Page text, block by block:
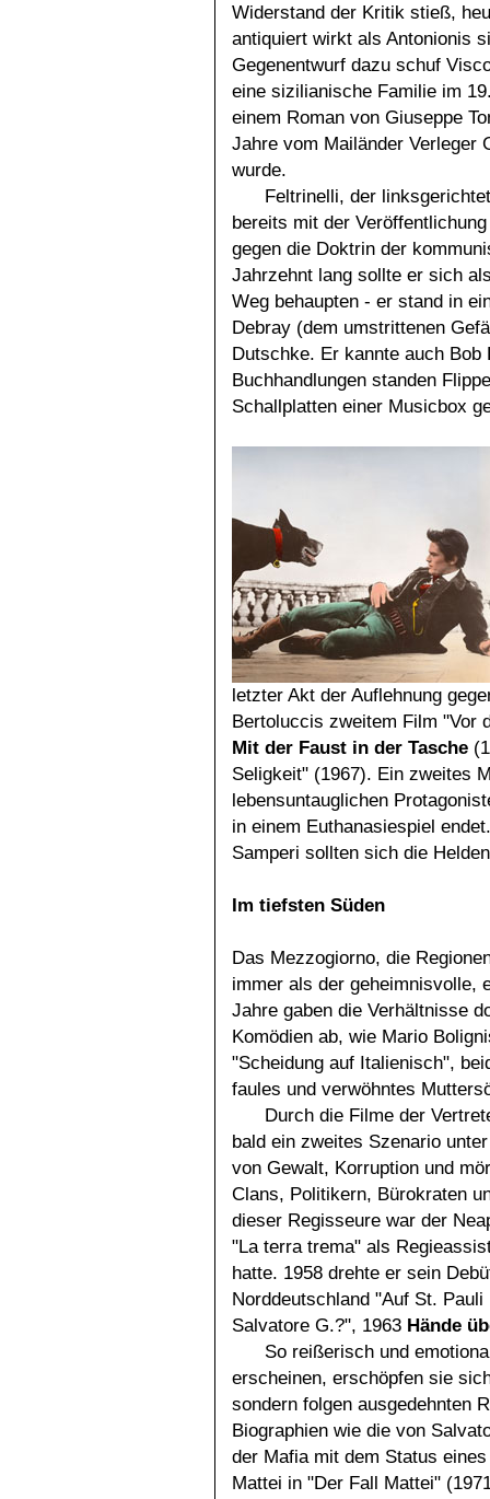
Widerstand der Kritik stieß,
antiquiert wirkt als Antonionis
Gegenentwurf dazu schuf
eine sizilianische Familie im
einem Roman von Giuseppe
Jahre vom Mailänder Verleger
wurde.
Feltrinelli, der
bereits mit der
gegen die Doktrin der
Jahrzehnt lang sollte er sich
Weg behaupten - er stand in
Debray (dem umstrittenen
Dutschke. Er kannte auch Bob
Buchhandlungen standen
Schallplatten einer Musicbox
letzter Akt der Auflehnung
Bertoluccis zweitem Film "Vor
Mit der Faust in der Tasche
Seligkeit" (1967). Ein zweites
lebensuntauglichen
in einem Euthanasiespiel
Samperi sollten sich die
Im tiefsten Süden
Das Mezzogiorno, die
immer als der geheimnisvolle,
Jahre gaben die Verhältnisse
Komödien ab, wie Mario
"Scheidung auf Italienisch",
faules und verwöhntes
Durch die Filme der
bald ein zweites Szenario
von Gewalt, Korruption und
Clans, Politikern, Bürokraten
dieser Regisseure war der
"La terra trema" als
hatte. 1958 drehte er sein
Norddeutschland "Auf St.
Salvatore G.?", 1963 Hände
So reißerisch und
erscheinen, erschöpfen sie
sondern folgen ausgedehnten
Biographien wie die von
der Mafia mit dem Status
Mattei in "Der Fall Mattei"